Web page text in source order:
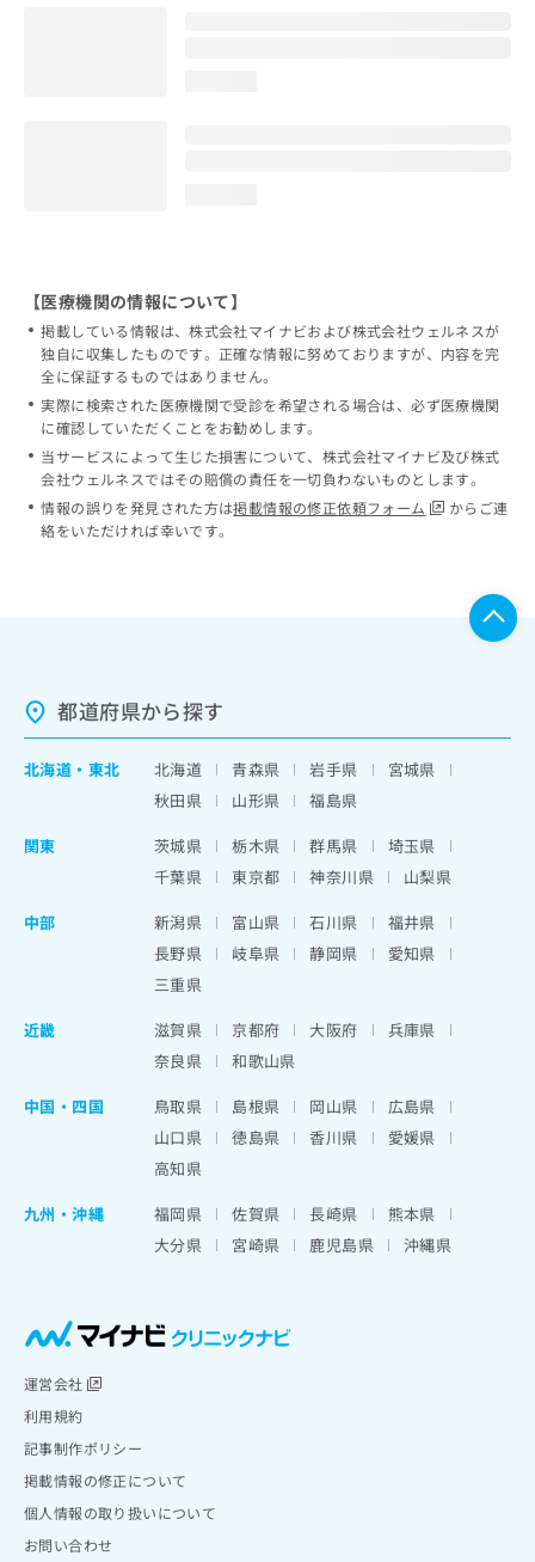
【医療機関の情報について】
掲載している情報は、株式会社マイナビおよび株式会社ウェルネスが
独自に収集したものです。正確な情報に努めておりますが、内容を完
全に保証するものではありません。
実際に検索された医療機関で受診を希望される場合は、必ず医療機関
に確認していただくことをお勧めします。
当サービスによって生じた損害について、株式会社マイナビ及び株式
会社ウェルネスではその賠償の責任を一切負わないものとします。
情報の誤りを発見された方は掲載情報の修正依頼フォーム
からご連
絡をいただければ幸いです。
都道府県から探す
北海道 ・ 東北 北海道 青森県 岩手県
宮城県
秋田県
山形県
福島県
関東
茨城県 栃木県 群馬県
埼玉県
千葉県
東京都 神奈川県
山梨県
中部
新潟県 富山県 石川県
福井県
長野県
岐阜県 静岡県
愛知県
三重県
近畿
滋賀県 京都府 大阪府
兵庫県
奈良県
和歌山県
中国・四国
鳥取県 島根県 岡山県
広島県
山口県
徳島県 香川県
愛媛県
高知県
九州・沖縄
福岡県 佐賀県 長崎県
熊本県
大分県
宮崎県 鹿児島県 沖縄県
運営会社
利用規約
記事制作ポリシー
掲載情報の修正について
個人情報の取り扱いについて
お問い合わせ